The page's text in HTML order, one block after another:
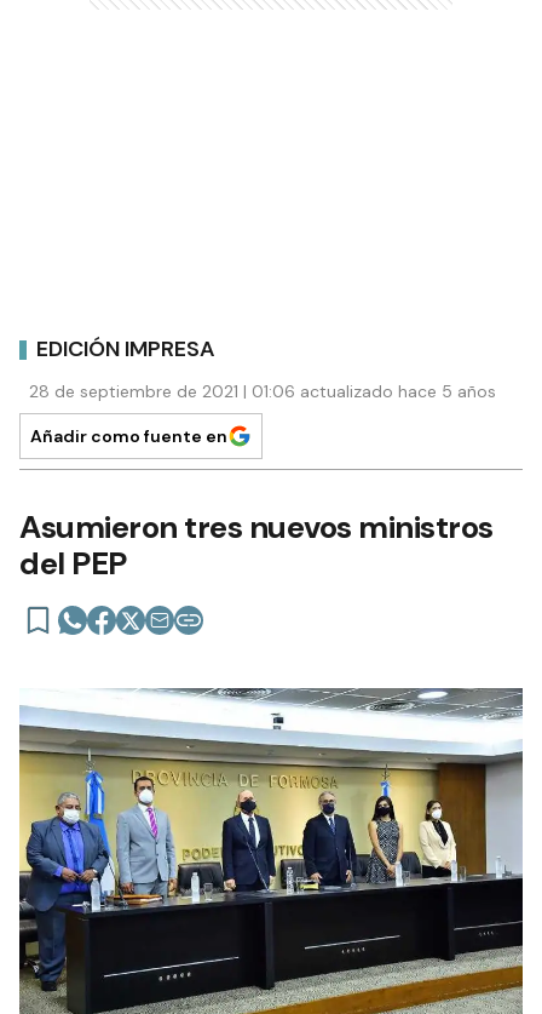
EDICIÓN IMPRESA
28 de septiembre de 2021 | 01:06 actualizado hace 5 años
Añadir como fuente en
Asumieron tres nuevos ministros
del PEP